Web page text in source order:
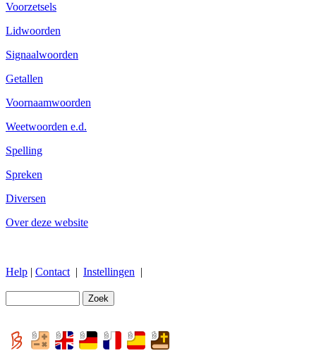
Voorzetsels
Lidwoorden
Signaalwoorden
Getallen
Voornaamwoorden
Weetwoorden e.d.
Spelling
Spreken
Diversen
Over deze website
Help | Contact | Instellingen |